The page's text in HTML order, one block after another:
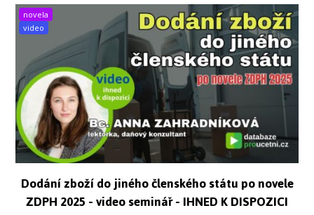
novela
video
Dodání zboží do jiného členského státu po novele
ZDPH 2025 - video seminář - IHNED K DISPOZICI